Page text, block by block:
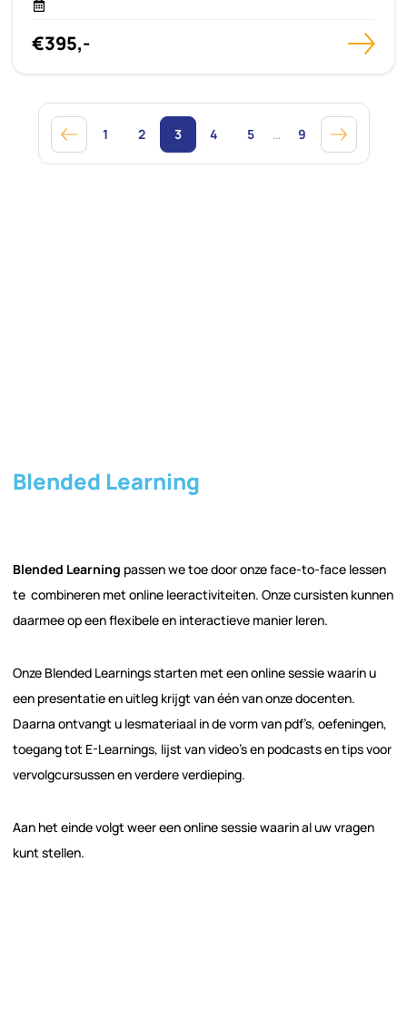
€395,-
1 2 3 4 5 … 9
Blended Learning
Blended Learning passen we toe door onze face-to-face lessen
te combineren met online leeractiviteiten. Onze cursisten kunnen
daarmee op een flexibele en interactieve manier leren.
Onze Blended Learnings starten met een online sessie waarin u
een presentatie en uitleg krijgt van één van onze docenten.
Daarna ontvangt u lesmateriaal in de vorm van pdf’s, oefeningen,
toegang tot E-Learnings, lijst van video’s en podcasts en tips voor
vervolgcursussen en verdere verdieping.
Aan het einde volgt weer een online sessie waarin al uw vragen
kunt stellen.